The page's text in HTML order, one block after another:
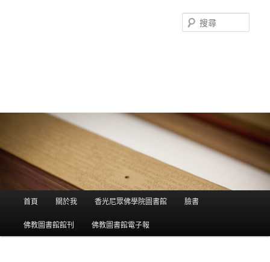
尋
跳到主內容
跳到第二內容
首頁 關於我 香光尼眾佛學院圖書館 臉書
佛教圖書館館刊 佛教圖書館電子報